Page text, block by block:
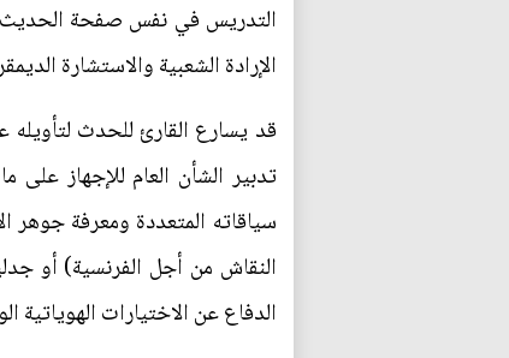
التدريس في نفس صفحة الحديث
الإرادة الشعبية والاستشارة
قد يسارع القارئ للحدث
تدبير الشأن العام للإجهاز على
سياقاته المتعددة ومعرفة
النقاش من أجل الفرنسية) أو
الدفاع عن الاختيارات الهوياتية